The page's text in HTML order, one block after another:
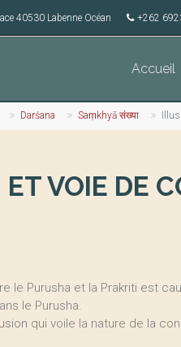
40530 Labenne Océan +262
Accueil
Darśana Saṃkhyā संख्या
VOIE DE
le Purusha et la Prakriti est
le Purusha.
qui voile la nature de la